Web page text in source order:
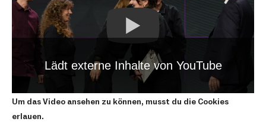
Lädt externe Inhalte von YouTube
Um das Video ansehen zu können, musst du die Cookies
erlauen.